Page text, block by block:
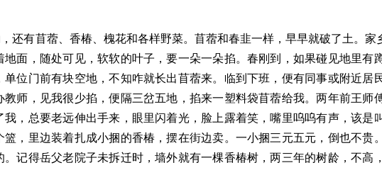
，还有苜蓿、香椿、槐花和各样野菜。苜蓿和春韭一样，早早就破了土。家
面， 随处可见，软软的叶子，要一朵一朵掐。春刚到，如果碰见地里有
单位门前有块空地，不知咋就长出苜蓿来。临到下班，便有同事或附近居
教师，见我很少掐，便隔三岔五地，掐来一塑料袋苜蓿给我。两年前王师
我，总要老远伸出手来， 眼里闪着光，脸上露着笑，嘴里呜呜有声，该是
篮，里边装着扎成小捆的香椿，摆在街边卖。一小捆三元五元， 倒也不贵
。记得岳父老院子未拆迁时，墙外就有一棵香椿树，两三年的树龄，不高